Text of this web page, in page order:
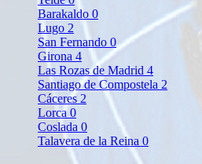
Barakaldo 0
Lugo 2
San Fernando 0
Girona 4
Las Rozas de Madrid 4
Santiago de Compostela 2
Cáceres 2
Lorca 0
Coslada 0
Talavera de la Reina 0